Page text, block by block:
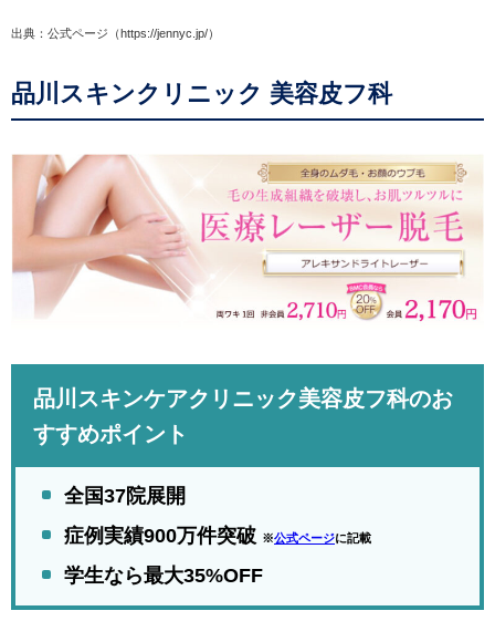
出典：公式ページ（https://jennyc.jp/）
品川スキンクリニック 美容皮フ科
品川スキンケアクリニック美容皮フ科のお
すすめポイント
全国37院展開
症例実績900万件突破 ※公式ページに記載
学生なら最大35%OFF